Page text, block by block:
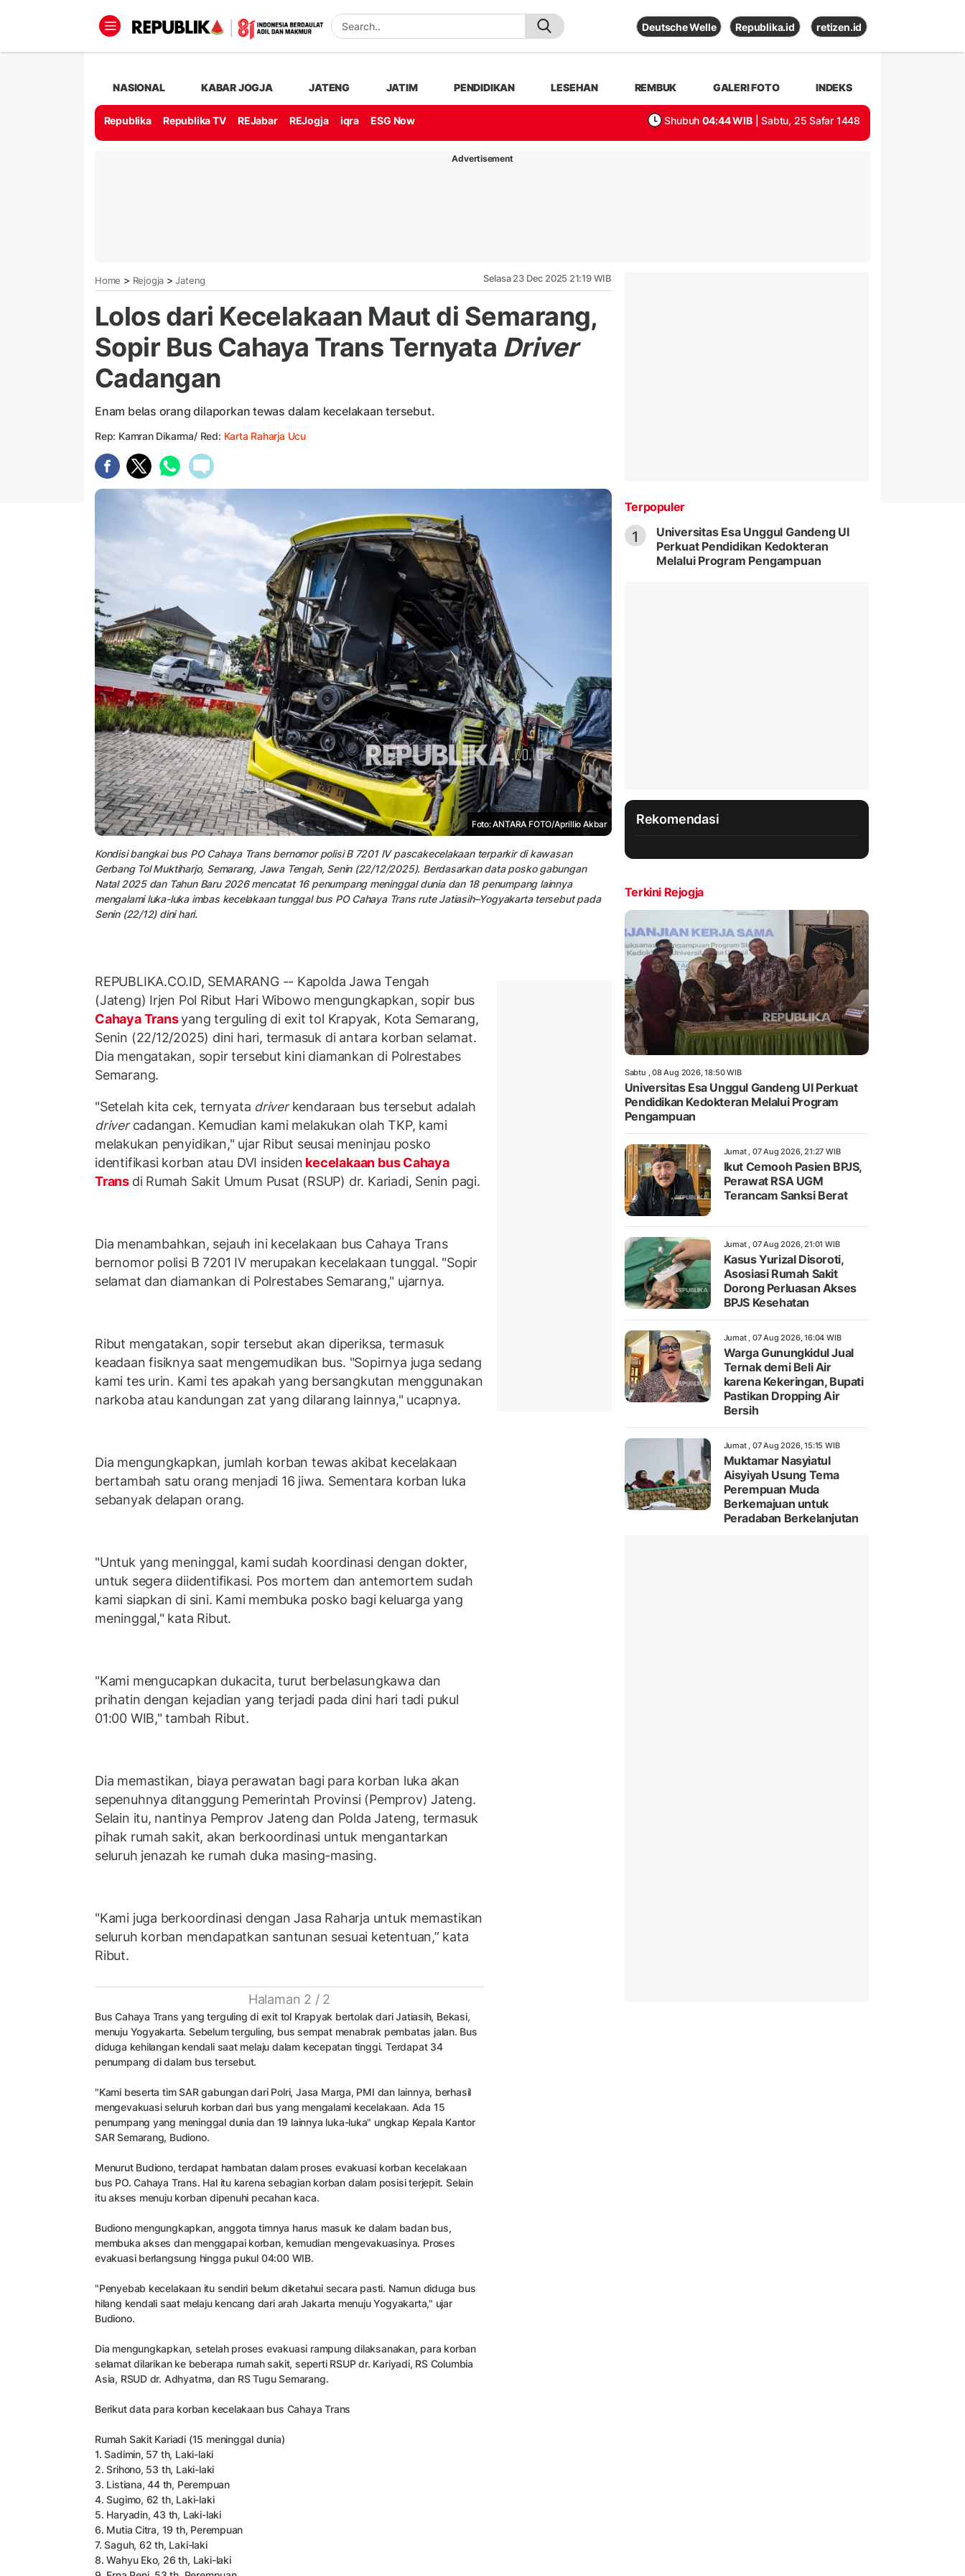
Deutsche Welle Republika.id retizen.id
NASIONAL KABAR JOGJA JATENG JATIM PENDIDIKAN LESEHAN REMBUK GALERI FOTO INDEKS
Republika Republika TV REJabar REJogja iqra ESG Now Shubuh 04:44 WIB | Sabtu, 25 Safar 1448
Advertisement
Home > Rejogja > Jateng Selasa 23 Dec 2025 21:19 WIB
Lolos dari Kecelakaan Maut di Semarang,
Sopir Bus Cahaya Trans Ternyata Driver
Cadangan
Enam belas orang dilaporkan tewas dalam kecelakaan tersebut.
Rep: Kamran Dikarma/ Red: Karta Raharja Ucu
Foto: ANTARA FOTO/Aprillio Akbar
Kondisi bangkai bus PO Cahaya Trans bernomor polisi B 7201 IV pascakecelakaan terparkir di kawasan
Gerbang Tol Muktiharjo, Semarang, Jawa Tengah, Senin (22/12/2025). Berdasarkan data posko gabungan
Natal 2025 dan Tahun Baru 2026 mencatat 16 penumpang meninggal dunia dan 18 penumpang lainnya
mengalami luka-luka imbas kecelakaan tunggal bus PO Cahaya Trans rute Jatiasih–Yogyakarta tersebut pada
Senin (22/12) dini hari.
REPUBLIKA.CO.ID, SEMARANG -- Kapolda Jawa Tengah
(Jateng) Irjen Pol Ribut Hari Wibowo mengungkapkan, sopir bus
Cahaya Transyang terguling di exit tol Krapyak, Kota Semarang,
Senin (22/12/2025) dini hari, termasuk di antara korban selamat.
Dia mengatakan, sopir tersebut kini diamankan di Polrestabes
Semarang.
"Setelah kita cek, ternyata driverkendaraan bus tersebut adalah
drivercadangan. Kemudian kami melakukan olah TKP, kami
melakukan penyidikan," ujar Ribut seusai meninjau posko
identifikasi korban atau DVI insiden kecelakaan bus Cahaya
Trans di Rumah Sakit Umum Pusat (RSUP) dr. Kariadi, Senin pagi.
Dia menambahkan, sejauh ini kecelakaan bus Cahaya Trans
bernomor polisi B 7201 IV merupakan kecelakaan tunggal. "Sopir
selamat dan diamankan di Polrestabes Semarang," ujarnya.
Ribut mengatakan, sopir tersebut akan diperiksa, termasuk
keadaan fisiknya saat mengemudikan bus. "Sopirnya juga sedang
kami tes urin. Kami tes apakah yang bersangkutan menggunakan
narkoba atau kandungan zat yang dilarang lainnya," ucapnya.
Dia mengungkapkan, jumlah korban tewas akibat kecelakaan
bertambah satu orang menjadi 16 jiwa. Sementara korban luka
sebanyak delapan orang.
"Untuk yang meninggal, kami sudah koordinasi dengan dokter,
untuk segera diidentifikasi. Pos mortem dan antemortem sudah
kami siapkan di sini. Kami membuka posko bagi keluarga yang
meninggal," kata Ribut.
"Kami mengucapkan dukacita, turut berbelasungkawa dan
prihatin dengan kejadian yang terjadi pada dini hari tadi pukul
01:00 WIB," tambah Ribut.
Dia memastikan, biaya perawatan bagi para korban luka akan
sepenuhnya ditanggung Pemerintah Provinsi (Pemprov) Jateng.
Selain itu, nantinya Pemprov Jateng dan Polda Jateng, termasuk
pihak rumah sakit, akan berkoordinasi untuk mengantarkan
seluruh jenazah ke rumah duka masing-masing.
"Kami juga berkoordinasi dengan Jasa Raharja untuk memastikan
seluruh korban mendapatkan santunan sesuai ketentuan,” kata
Ribut.
Halaman 2 / 2
Bus Cahaya Trans yang terguling di exit tol Krapyak bertolak dari Jatiasih, Bekasi,
menuju Yogyakarta. Sebelum terguling, bus sempat menabrak pembatas jalan. Bus
diduga kehilangan kendali saat melaju dalam kecepatan tinggi. Terdapat 34
penumpang di dalam bus tersebut.
"Kami beserta tim SAR gabungan dari Polri, Jasa Marga, PMI dan lainnya, berhasil
mengevakuasi seluruh korban dari bus yang mengalami kecelakaan. Ada 15
penumpang yang meninggal dunia dan 19 lainnya luka-luka" ungkap Kepala Kantor
SAR Semarang, Budiono.
Menurut Budiono, terdapat hambatan dalam proses evakuasi korban kecelakaan
bus PO. Cahaya Trans. Hal itu karena sebagian korban dalam posisi terjepit. Selain
itu akses menuju korban dipenuhi pecahan kaca.
Budiono mengungkapkan, anggota timnya harus masuk ke dalam badan bus,
membuka akses dan menggapai korban, kemudian mengevakuasinya. Proses
evakuasi berlangsung hingga pukul 04:00 WIB.
"Penyebab kecelakaan itu sendiri belum diketahui secara pasti. Namun diduga bus
hilang kendali saat melaju kencang dari arah Jakarta menuju Yogyakarta," ujar
Budiono.
Dia mengungkapkan, setelah proses evakuasi rampung dilaksanakan, para korban
selamat dilarikan ke beberapa rumah sakit, seperti RSUP dr. Kariyadi, RS Columbia
Asia, RSUD dr. Adhyatma, dan RS Tugu Semarang.
Berikut data para korban kecelakaan bus Cahaya Trans
Rumah Sakit Kariadi (15 meninggal dunia)
1. Sadimin, 57 th, Laki-laki
2. Srihono, 53 th, Laki-laki
3. Listiana, 44 th, Perempuan
4. Sugimo, 62 th, Laki-laki
5. Haryadin, 43 th, Laki-laki
6. Mutia Citra, 19 th, Perempuan
7. Saguh, 62 th, Laki-laki
8. Wahyu Eko, 26 th, Laki-laki
Terpopuler
1
Universitas Esa Unggul Gandeng UI
Perkuat Pendidikan Kedokteran
Melalui Program Pengampuan
Rekomendasi
Terkini Rejogja
Sabtu , 08 Aug 2026, 18:50 WIB
Universitas Esa Unggul Gandeng UI Perkuat
Pendidikan Kedokteran Melalui Program
Pengampuan
Jumat , 07 Aug 2026, 21:27 WIB
Ikut Cemooh Pasien BPJS,
Perawat RSA UGM
Terancam Sanksi Berat
Jumat , 07 Aug 2026, 21:01 WIB
Kasus Yurizal Disoroti,
Asosiasi Rumah Sakit
Dorong Perluasan Akses
BPJS Kesehatan
Jumat , 07 Aug 2026, 16:04 WIB
Warga Gunungkidul Jual
Ternak demi Beli Air
karena Kekeringan, Bupati
Pastikan Dropping Air
Bersih
Jumat , 07 Aug 2026, 15:15 WIB
Muktamar Nasyiatul
Aisyiyah Usung Tema
Perempuan Muda
Berkemajuan untuk
Peradaban Berkelanjutan